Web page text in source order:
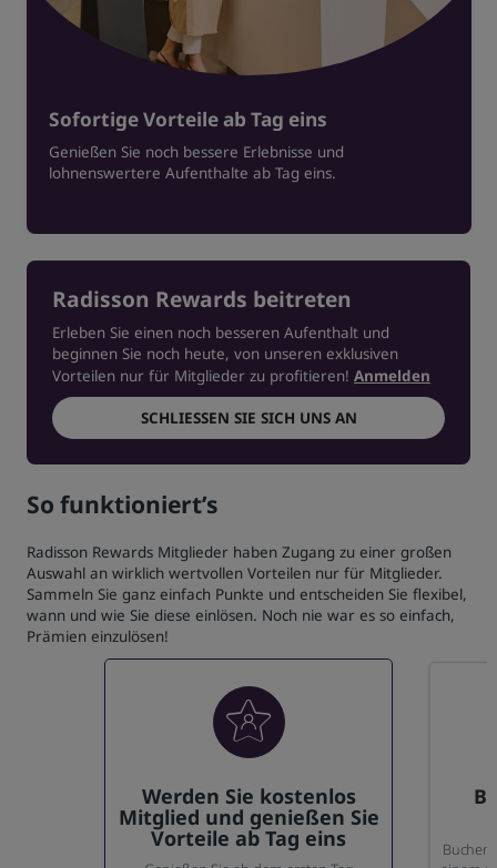
Sofortige Vorteile ab Tag eins
Genießen Sie noch bessere Erlebnisse und
lohnenswertere Aufenthalte ab Tag eins.
Radisson Rewards beitreten
Erleben Sie einen noch besseren Aufenthalt und
beginnen Sie noch heute, von unseren exklusiven
Vorteilen nur für Mitglieder zu profitieren! Anmelden
SCHLIESSEN SIE SICH UNS AN
So funktioniert’s
Radisson Rewards Mitglieder haben Zugang zu einer großen
Auswahl an wirklich wertvollen Vorteilen nur für Mitglieder.
Sammeln Sie ganz einfach Punkte und entscheiden Sie flexibel,
wann und wie Sie diese einlösen. Noch nie war es so einfach,
Prämien einzulösen!
Werden Sie kostenlos
Mitglied und genießen Sie
Vorteile ab Tag eins Buchen